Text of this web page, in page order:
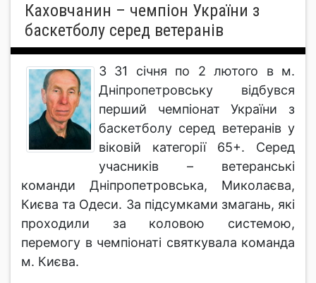
Каховчанин – чемпіон України з
баскетболу серед ветеранів
З 31 січня по 2 лютого в м.
Дніпропетровську відбувся
перший чемпіонат України з
баскетболу серед ветеранів у
віковій категорії 65+. Серед
учасників – ветеранські
команди Дніпропетровська, Миколаєва,
Києва та Одеси. За підсумками змагань, які
проходили за коловою системою,
перемогу в чемпіонаті святкувала команда
м. Києва.